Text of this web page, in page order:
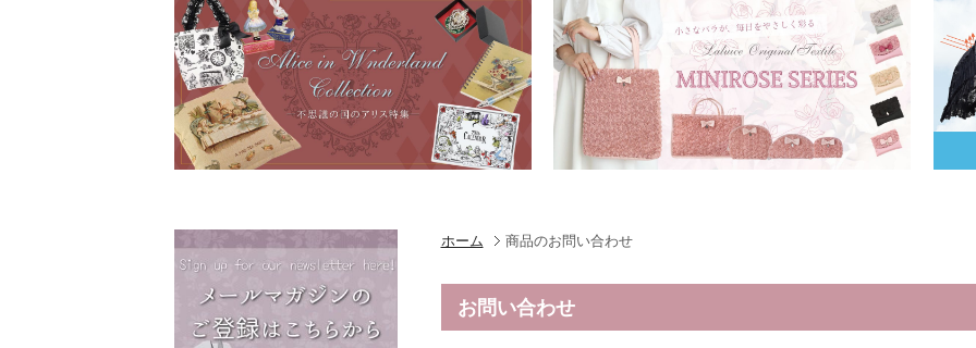
ホーム 商品のお問い合わせ
お問い合わせ